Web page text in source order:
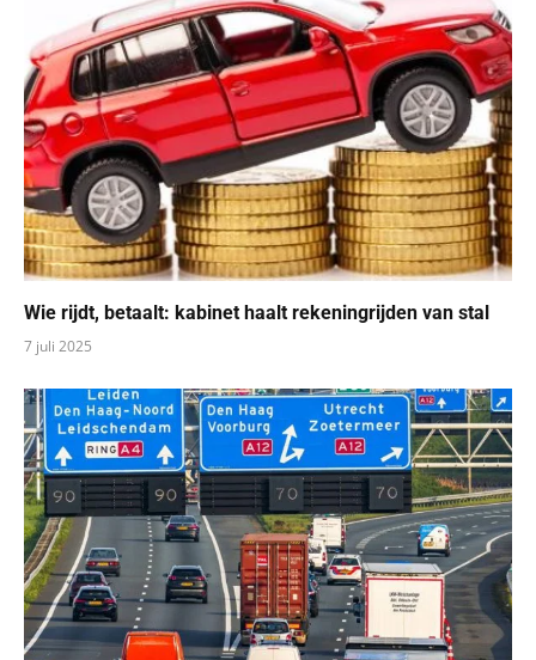
Wie rijdt, betaalt: kabinet haalt rekeningrijden van stal
7 juli 2025